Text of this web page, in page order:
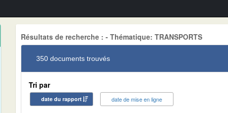
Résultats de recherche : - Thématique: TRANSPORTS
350 documents trouvés
Tri par
date du rapport date de mise en ligne